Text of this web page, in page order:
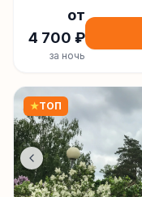
от
4 700 ₽
за ночь
★ТОП